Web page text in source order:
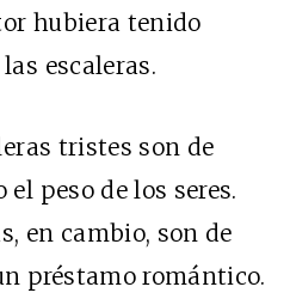
hubiera tenido
escaleras.
tristes son de
peso de los seres.
en cambio, son de
préstamo romántico.